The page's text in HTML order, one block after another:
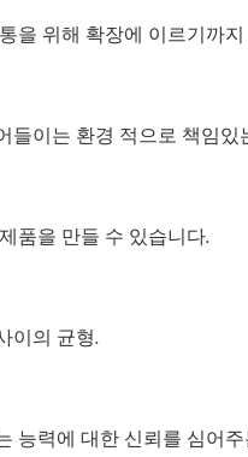
을 위해 확장에 이르기까
이는 환경 적으로 책임
품을 만들 수 있습니다.
이의 균형.
능력에 대한 신뢰를 심어